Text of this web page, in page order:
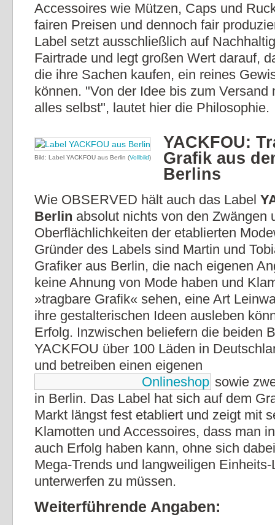
Accessoires wie Mützen, Caps und
fairen Preisen und dennoch fair
Label setzt ausschließlich auf
Fairtrade und legt großen Wert darauf,
die ihre Sachen kaufen, ein reines
können. "Von der Idee bis zum Versand
alles selbst", lautet hier die Philosophie.
Bild: Label YACKFOU aus Berlin (Vollbild)
YACKFOU:
Grafik aus
Berlins
Wie OBSERVED hält auch das Label
Berlin absolut nichts von den Zwängen
Oberflächlichkeiten der etablierten
Gründer des Labels sind Martin und
Grafiker aus Berlin, die nach eigenen
keine Ahnung von Mode haben und
»tragbare Grafik« sehen, eine Art
ihre gestalterischen Ideen ausleben
Erfolg. Inzwischen beliefern die beiden
YACKFOU über 100 Läden in
und betreiben einen eigenen
Onlineshop sowie
in Berlin. Das Label hat sich auf dem
Markt längst fest etabliert und zeigt mit
Klamotten und Accessoires, dass man
auch Erfolg haben kann, ohne sich
Mega-Trends und langweiligen Einheits-
unterwerfen zu müssen.
Weiterführende Angaben: